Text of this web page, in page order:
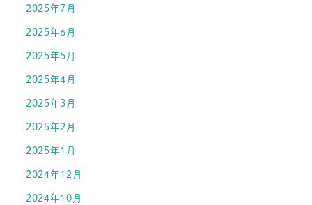
2025年7月
2025年6月
2025年5月
2025年4月
2025年3月
2025年2月
2025年1月
2024年12月
2024年10月